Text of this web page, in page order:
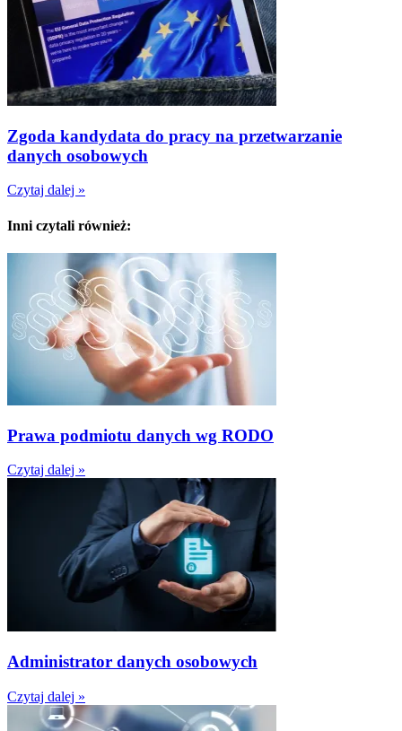
Zgoda kandydata do pracy na przetwarzanie
danych osobowych
Czytaj dalej »
Inni czytali również:
Prawa podmiotu danych wg RODO
Czytaj dalej »
Administrator danych osobowych
Czytaj dalej »